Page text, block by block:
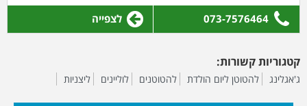
073-7576464 לצפייה
קטגוריות קשורות:
ג'אגלינג להטוטן ליום הולדת להטוטנים לוליינים ליצניות